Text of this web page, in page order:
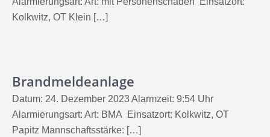
Kolkwitz, OT Klein […]
Brandmeldeanlage
Datum: 24. Dezember 2023 Alarmzeit: 9:54 Uhr
Alarmierungsart: Art: BMA Einsatzort: Kolkwitz, OT
Papitz Mannschaftsstärke: […]